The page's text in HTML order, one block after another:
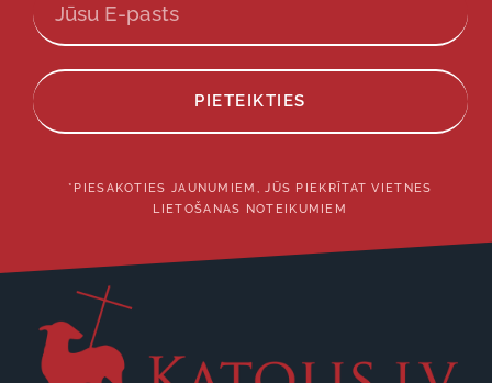
PIETEIKTIES
*PIESAKOTIES JAUNUMIEM, JŪS PIEKRĪTAT VIETNES
LIETOŠANAS NOTEIKUMIEM